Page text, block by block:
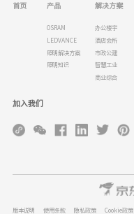
首页 产品
OSRAM
LEDVANCE
照明解决方案
照明知识
解决方案
办公楼宇
酒店会所
市政公建
智慧工业
商业综合
加入我们
版本说明 使用条款 隐私政策 Cookie政策